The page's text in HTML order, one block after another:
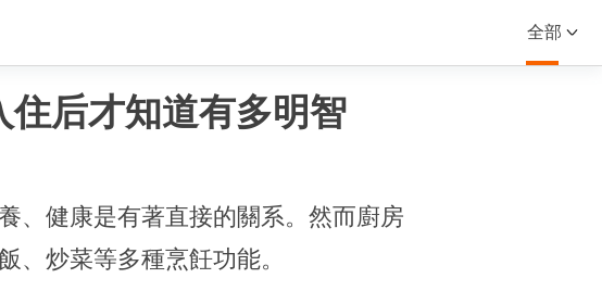
全部
后才知道有多明智
、健康是有著直接的關系。然而廚房
、炒菜等多種烹飪功能。